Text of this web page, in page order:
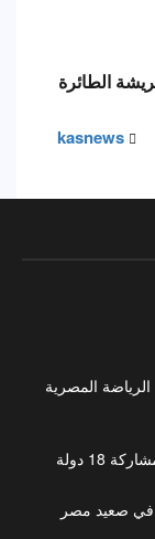
الطائرة
kasnews
المصرية
18 دولة
في صعيد مصر